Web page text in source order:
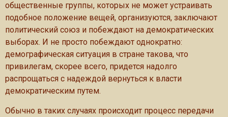
общественные группы, которых не может устраивать
подобное положение вещей, организуются, заключают
политический союз и побеждают на демократических
выборах. И не просто побеждают однократно:
демографическая ситуация в стране такова, что
привилегам, скорее всего, придется надолго
распрощаться с надеждой вернуться к власти
демократическим путем.
Обычно в таких случаях происходит процесс передачи